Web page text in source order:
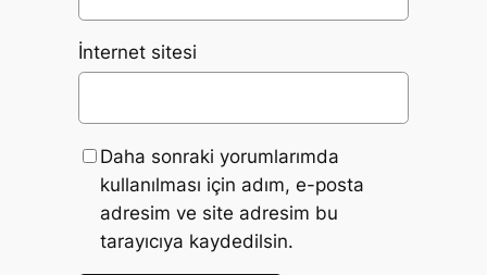
İnternet sitesi
Daha sonraki yorumlarımda
kullanılması için adım, e-posta
adresim ve site adresim bu
tarayıcıya kaydedilsin.